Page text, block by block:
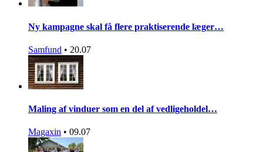
Ny kampagne skal få flere praktiserende læger…
Samfund • 20.07
Maling af vinduer som en del af vedligeholdel…
Magaxin • 09.07